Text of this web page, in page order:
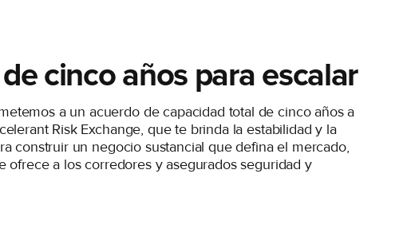
cinco años para escalar
a un acuerdo de capacidad total de cinco años a
Risk Exchange, que te brinda la estabilidad y la
construir un negocio sustancial que defina el mercado,
ofrece a los corredores y asegurados seguridad y